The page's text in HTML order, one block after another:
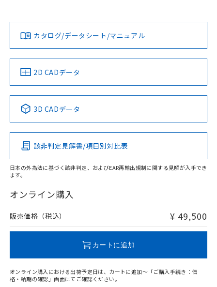
ダウンロードデータをご利用いただく前に、以下を必ずお読
みください。
ソフトウェアの使用条件
対応済み
中国 RoHS 注意事項・凡例
Pb Hg Cd Cr(VI)
O
在庫等で未対応品が混在する可能性があります。
問い合わせください。
LR型式承認
（イギリス
船舶規格）
DNV型式承認
（ノルウェー
BV型式承認
（フランス
KR型式
（韓国
Yes No No No
この製品の規格認証/適合状況ページへ
その他の認証はこちらのページからご検索ください
カタログ/データシート/マニュアル
2D CADデータ
3D CADデータ
該非判定見解書/項目別対比表
日本の外為法に基づく該非判定、およびEAR再輸出規制に関する見解が入手でき
ます。
オンライン購入
販売価格（税込） ¥ 49,500
カートに追加
オンライン購入における出荷予定日は、カートに追加～「ご購入手続き：価
格・納期の確認」画面にてご確認ください。